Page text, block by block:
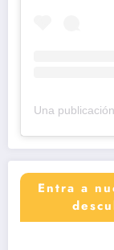
Entra a